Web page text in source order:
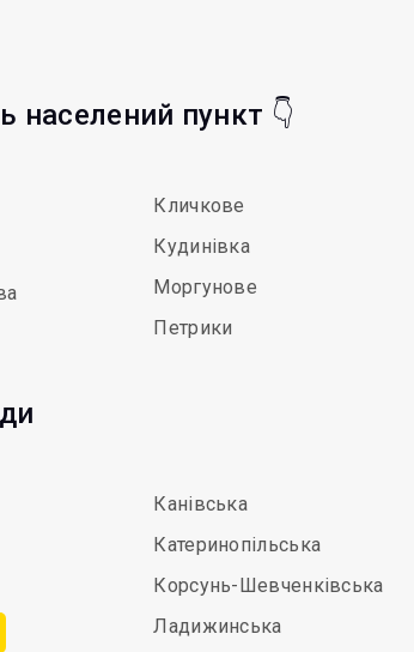
населений пункт 👇
Кличкове
Кудинівка
Моргунове
Петрики
Канівська
Катеринопільська
Корсунь-Шевченківська
Ладижинська